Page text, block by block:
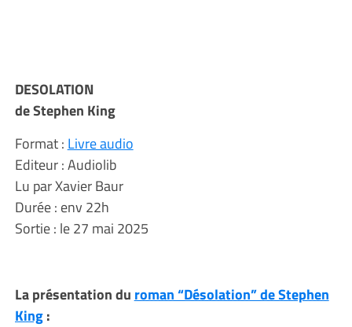
DESOLATION
de Stephen King
Format : Livre audio
Editeur : Audiolib
Lu par Xavier Baur
Durée : env 22h
Sortie : le 27 mai 2025
La présentation du roman “Désolation” de Stephen
King: